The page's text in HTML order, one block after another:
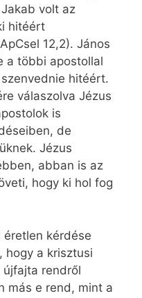
volt az
hitéért
12,2). János
a többi apostollal
hitéért.
válaszolva Jézus
is
de
Jézus
abban is az
hogy ki hol fog
éretlen kérdése
hogy a krisztusi
újfajta rendről
más e rend, mint a